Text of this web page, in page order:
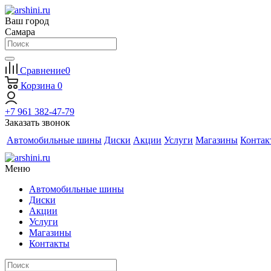
Ваш город
Самара
Сравнение0
Корзина 0
+7 961 382-47-79
Заказать звонок
Автомобильные шины Диски Акции Услуги Магазины
Меню
Автомобильные шины
Диски
Акции
Услуги
Магазины
Контакты